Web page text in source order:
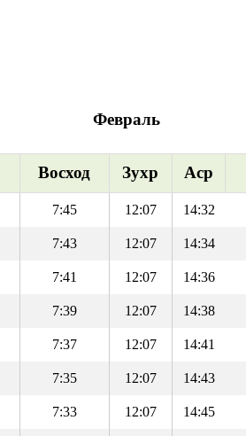
Февраль
Восход Зухр Аср
7:45 12:07 14:32
7:43 12:07 14:34
7:41 12:07 14:36
7:39 12:07 14:38
7:37 12:07 14:41
7:35 12:07 14:43
7:33 12:07 14:45